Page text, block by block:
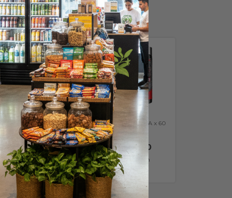
SIN STOCK
HYDROXYCUT
HARDCORE ELITE X
100 CAPS (x2)-
Muscletech
$103.000,00
$92.700,00con
Transferencia o
depósito
SIN STOCK
Lipo 6 black USA x 60
caps (Nutrex)
$72.600,00
$65.340,00
con
Transferencia o
depósito